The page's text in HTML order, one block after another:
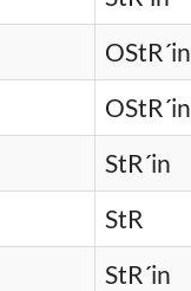
OStR´in
OStR´in
StR´in
StR
StR´in